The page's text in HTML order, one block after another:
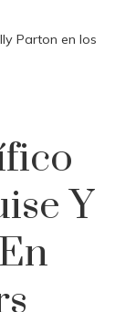
Parton en los
Y